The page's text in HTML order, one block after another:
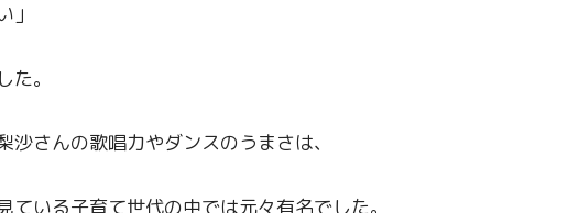
」
。
沙さんの歌唱力やダンスのうまさは、
ている子育て世代の中では元々有名でした。